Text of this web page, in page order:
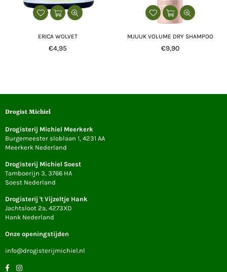
ERICA WOLVET
Normale
€4,95
MJUUK VOLUME DRY SHAMPOO
Normale
€9,90
Drogist Michiel
Drogisterij Michiel Meerkerk
Burgemeester sloblaan 1, 4231 AA
Meerkerk Nederland
Drogisterij Michiel Soest
Tamboerijn 3, 3766 HA
Soest Nederland
Drogisterij 't Vijzeltje Hank
Jachtsloot 2a, 4273XD
Hank Nederland
Onze openingstijden
info@drogisterijmichiel.nl
FacebookInstagram